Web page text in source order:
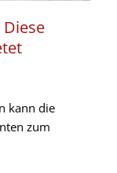
kann die
zum